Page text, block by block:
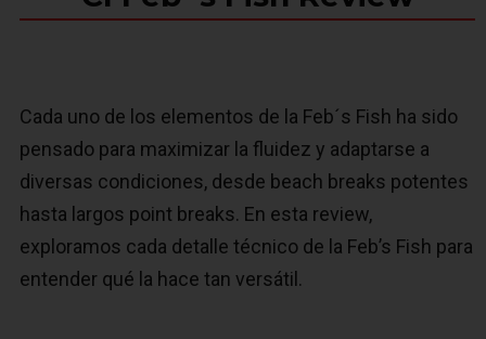
Cada uno de los elementos de la Feb´s Fish ha sido
pensado para maximizar la fluidez y adaptarse a
diversas condiciones, desde beach breaks potentes
hasta largos point breaks. En esta review,
exploramos cada detalle técnico de la Feb’s Fish para
entender qué la hace tan versátil.